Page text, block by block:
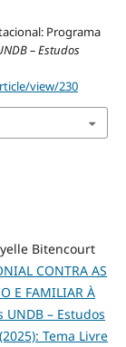
Programa
– Estudos
view/230
Bitencourt
CONTRA AS
E FAMILIAR À
UNDB – Estudos
Tema Livre